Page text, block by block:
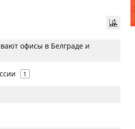
офисы в Белграде и
1